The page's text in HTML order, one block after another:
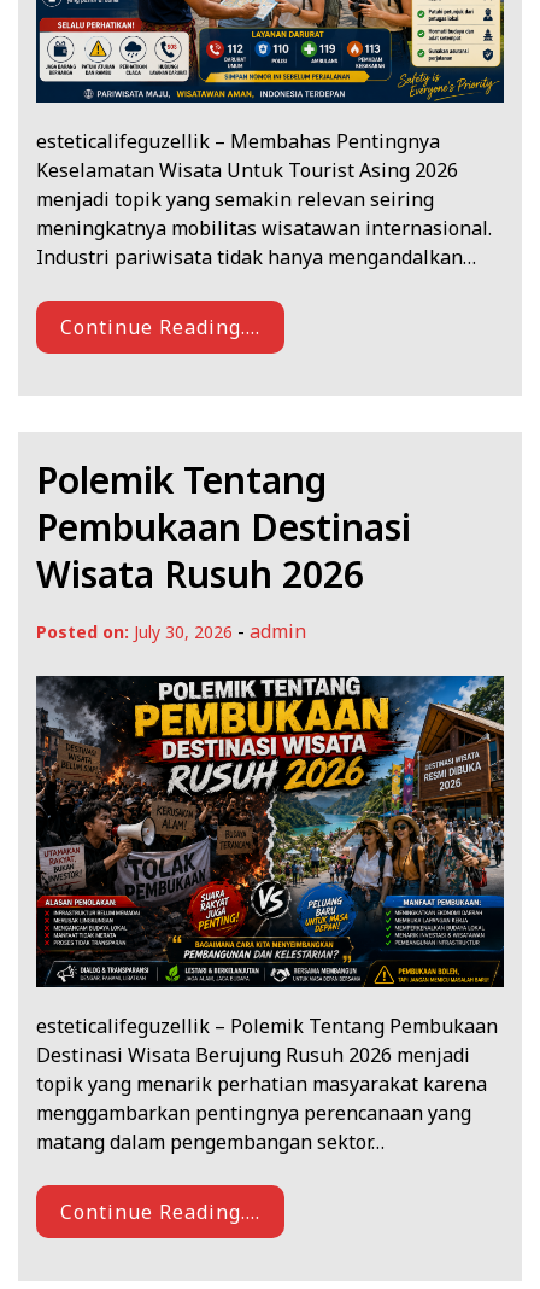
esteticalifeguzellik – Membahas Pentingnya
Keselamatan Wisata Untuk Tourist Asing 2026
menjadi topik yang semakin relevan seiring
meningkatnya mobilitas wisatawan internasional.
Industri pariwisata tidak hanya mengandalkan…
Continue Reading....
Polemik Tentang
Pembukaan Destinasi
Wisata Rusuh 2026
Posted on: July 30, 2026 - admin
esteticalifeguzellik – Polemik Tentang Pembukaan
Destinasi Wisata Berujung Rusuh 2026 menjadi
topik yang menarik perhatian masyarakat karena
menggambarkan pentingnya perencanaan yang
matang dalam pengembangan sektor…
Continue Reading....